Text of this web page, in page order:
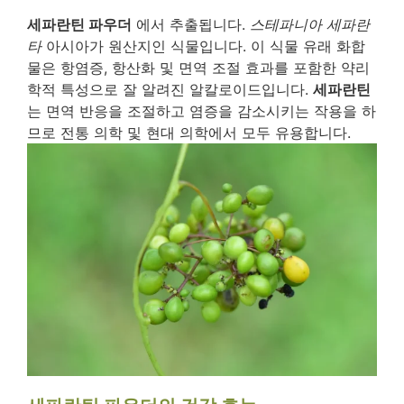
세파란틴 파우더 에서 추출됩니다. 스테파니아 세파란
타아시아가 원산지인 식물입니다. 이 식물 유래 화합
물은 항염증, 항산화 및 면역 조절 효과를 포함한 약리
학적 특성으로 잘 알려진 알칼로이드입니다. 세파란틴
는 면역 반응을 조절하고 염증을 감소시키는 작용을 하
므로 전통 의학 및 현대 의학에서 모두 유용합니다.